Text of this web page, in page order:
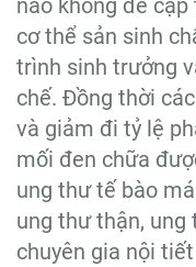
nào không đề
cơ thể sản sinh
trình sinh trưởng
chế. Đồng thời
và giảm đi tỷ lệ
mối đen chữa
ung thư tế bào
ung thư thận, ung
chuyên gia nội